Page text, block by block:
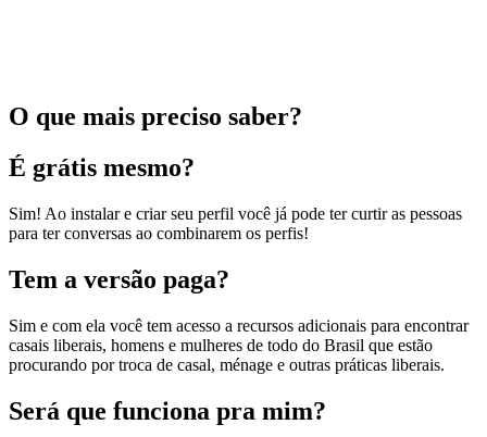
O que mais preciso saber?
É grátis mesmo?
Sim! Ao instalar e criar seu perfil você já pode ter curtir as pessoas
para ter conversas ao combinarem os perfis!
Tem a versão paga?
Sim e com ela você tem acesso a recursos adicionais para encontrar
casais liberais, homens e mulheres de todo do Brasil que estão
procurando por troca de casal, ménage e outras práticas liberais.
Será que funciona pra mim?